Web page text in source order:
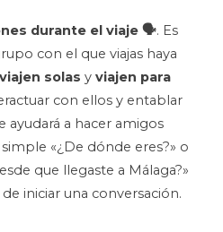
durante el viaje 🗣. Es
con el que viajas haya
viajen solas y viajen para
con ellos y entablar
ayudará a hacer amigos
«¿De dónde eres?» o
que llegaste a Málaga?»
iniciar una conversación.